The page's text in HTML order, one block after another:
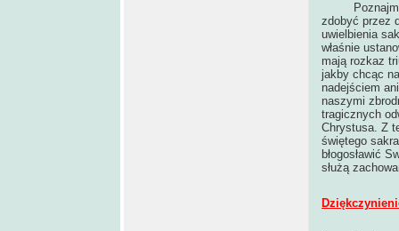
Poznajmy
zdobyć przez
uwielbienia
właśnie
mają rozkaz
jakby chcąc
nadejściem
naszymi
tragicznych
Chrystusa. Z
świętego
błogosławić
służą